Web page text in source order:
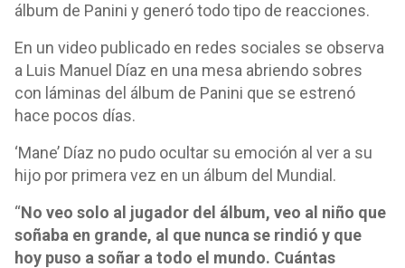
álbum de Panini y generó todo tipo de reacciones.
En un video publicado en redes sociales se observa
a Luis Manuel Díaz en una mesa abriendo sobres
con láminas del álbum de Panini que se estrenó
hace pocos días.
‘Mane’ Díaz no pudo ocultar su emoción al ver a su
hijo por primera vez en un álbum del Mundial.
“No veo solo al jugador del álbum, veo al niño que
soñaba en grande, al que nunca se rindió y que
hoy puso a soñar a todo el mundo. Cuántas